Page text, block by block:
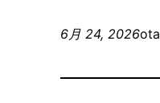
6月 24, 2026